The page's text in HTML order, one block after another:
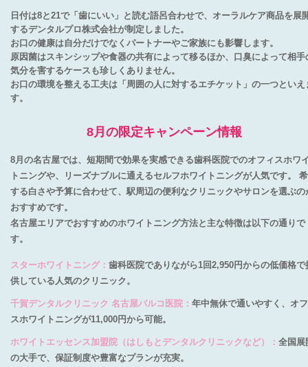
日付は8と21で「歯にいい」と読む語呂合わせで、オーラルケア商品を展
するデンタルプロ株式会社が制定しました。
お口の健康は自分だけでなくパートナーやご家族にも影響します。
原因菌はスキンシップや食器の共有によって移るほか、口臭によって相手
気分を害するケースも珍しくありません。
お口の環境を整える工夫は「周囲の人に対するエチケット」の一つといえ
す。
8月の限定キャンペーン情報
8月の名古屋では、短期間で効果を実感できる歯科医院でのオフィスホワ
トニングや、リーズナブルに通えるセルフホワイトニングが人気です。
する白さや予算に合わせて、駅周辺の便利なクリニックやサロンを選ぶの
おすすめです。
名古屋エリアでおすすめのホワイトニング方法と主な特徴は以下の通りで
す。
スターホワイトニング： 歯科医院でありながら1回2,950円からの低価格で
供している人気のクリニック。
千賀デンタルクリニック 名古屋パルコ医院： 年中無休で通いやすく、オ
スホワイトニングが11,000円から可能。
ホワイトエッセンス加盟院（はしもとデンタルクリニックなど）： 全国展
の大手で、保証制度や豊富なプランが充実。